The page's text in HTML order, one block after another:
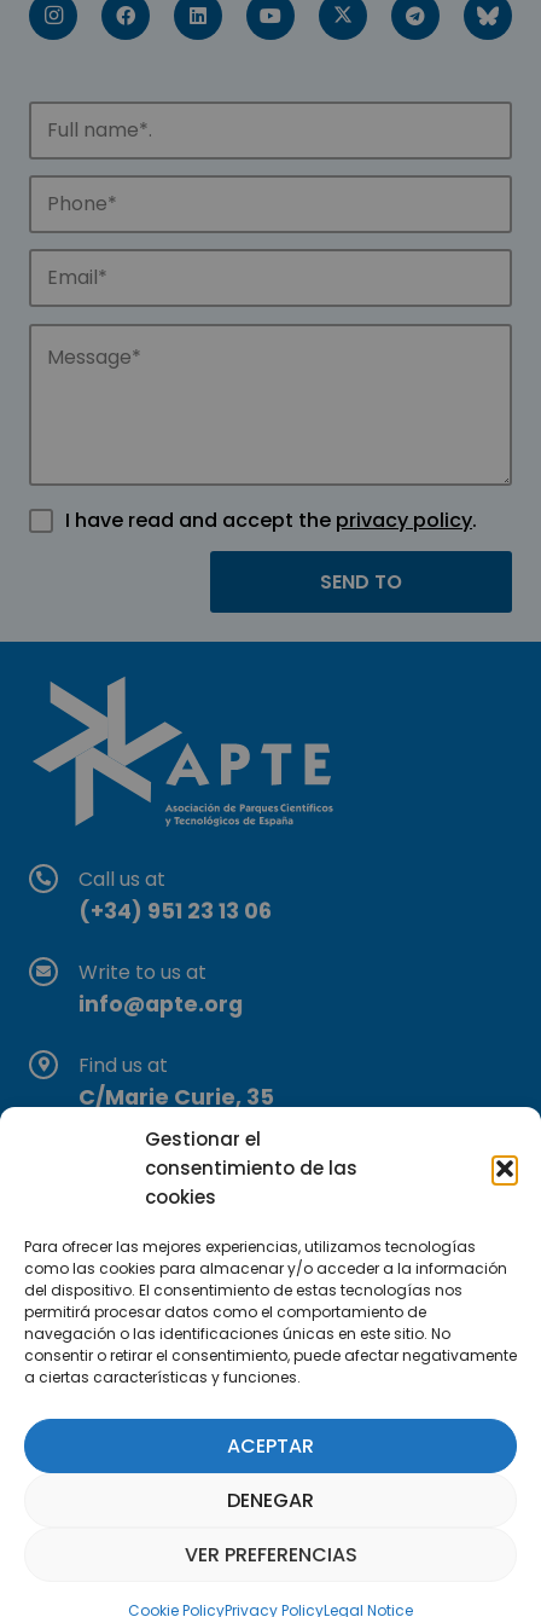
Gestionar el
consentimiento de las
cookies
Para ofrecer las mejores experiencias, utilizamos tecnologías
como las cookies para almacenar y/o acceder a la información
del dispositivo. El consentimiento de estas tecnologías nos
permitirá procesar datos como el comportamiento de
navegación o las identificaciones únicas en este sitio. No
consentir o retirar el consentimiento, puede afectar negativamente
a ciertas características y funciones.
ACEPTAR
DENEGAR
VER PREFERENCIAS
Cookie PolicyPrivacy PolicyLegal Notice
I have read and accept the privacy policy.
Call us at
(+34) 951 23 13 06
Write to us at
info@apte.org
Find us at
C/Marie Curie, 35
29590 Campanillas, Málaga
Subscribe to our Newsletter
SUBSCRIBE HERE